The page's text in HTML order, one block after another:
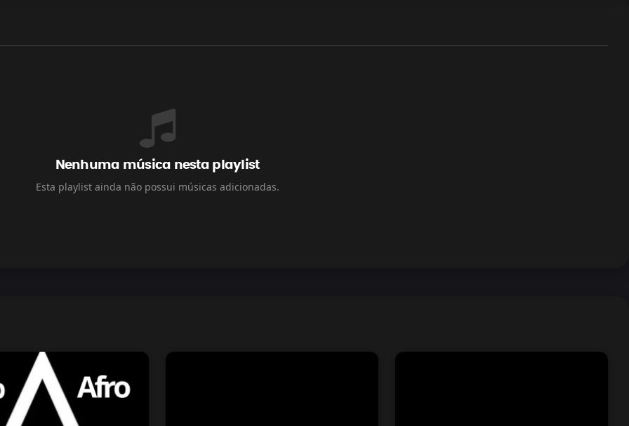
Nenhuma música nesta playlist
Esta playlist ainda não possui músicas adicionadas.